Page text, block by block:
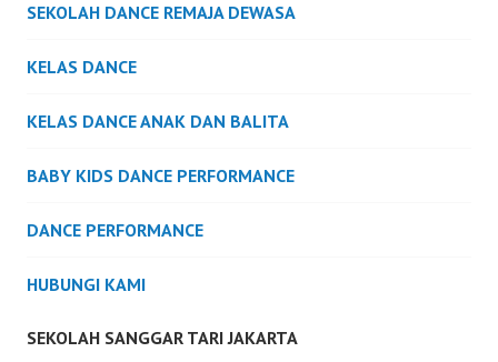
SEKOLAH DANCE REMAJA DEWASA
KELAS DANCE
KELAS DANCE ANAK DAN BALITA
BABY KIDS DANCE PERFORMANCE
DANCE PERFORMANCE
HUBUNGI KAMI
SEKOLAH SANGGAR TARI JAKARTA